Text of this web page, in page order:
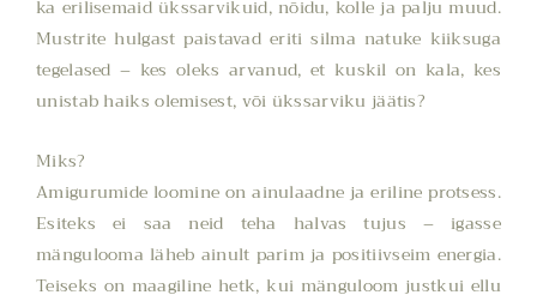
ka erilisemaid ükssarvikuid, nõidu, kolle ja palju muud.
Mustrite hulgast paistavad eriti silma natuke kiiksuga
tegelased – kes oleks arvanud, et kuskil on kala, kes
unistab haiks olemisest, või ükssarviku jäätis?
Miks?
Amigurumide loomine on ainulaadne ja eriline protsess.
Esiteks ei saa neid teha halvas tujus – igasse
mängulooma läheb ainult parim ja positiivseim energia.
Teiseks on maagiline hetk, kui mänguloom justkui ellu